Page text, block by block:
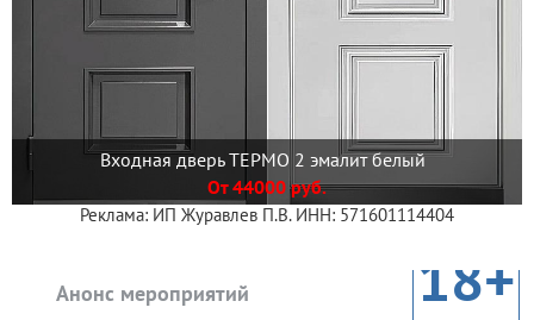
Входная дверь ТЕРМО 2 эмалит белый
От 44000 руб.
Реклама: ИП Журавлев П.В. ИНН: 571601114404
Анонс мероприятий 18+